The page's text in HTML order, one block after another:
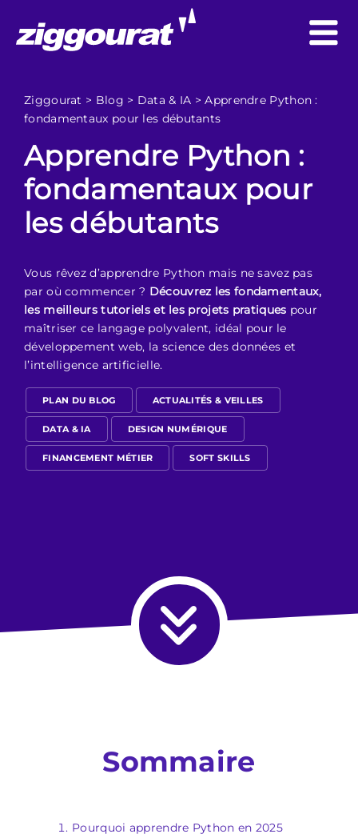
Ziggourat > Blog > Data & IA >Apprendre Python :
fondamentaux pour les débutants
Apprendre Python :
fondamentaux pour
les débutants
Vous rêvez d’apprendre Python mais ne savez pas
par où commencer ? Découvrez les fondamentaux,
les meilleurs tutoriels et les projets pratiques pour
maîtriser ce langage polyvalent, idéal pour le
développement web, la science des données et
l’intelligence artificielle.
PLAN DU BLOG ACTUALITÉS & VEILLES
DATA & IA DESIGN NUMÉRIQUE
FINANCEMENT MÉTIER SOFT SKILLS
Sommaire
Pourquoi apprendre Python en 2025